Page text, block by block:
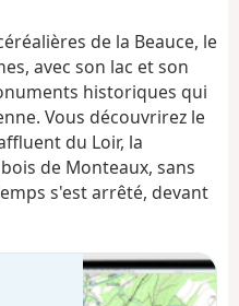
v
g
a
n
de la Beauce, le
avec son lac et son
historiques qui
Vous découvrirez le
du Loir, la
de Monteaux, sans
s'est arrêté, devant